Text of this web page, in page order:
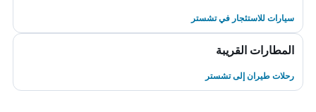
سيارات للاستئجار في تشستر
المطارات القريبة
رحلات طيران إلى تشستر